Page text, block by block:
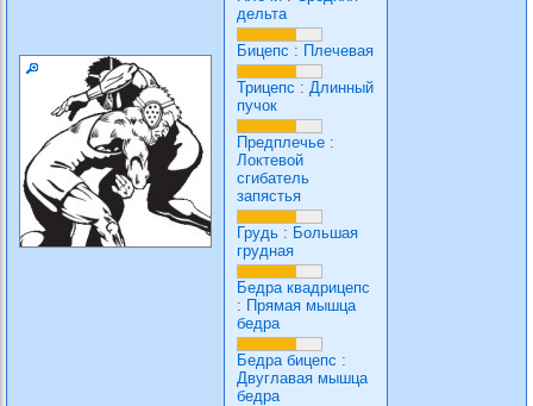
дельта
Бицепс : Плечевая
Трицепс : Длинный
пучок
Предплечье :
Локтевой
сгибатель
запястья
Грудь : Большая
грудная
Бедра квадрицепс
: Прямая мышца
бедра
Бедра бицепс :
Двуглавая мышца
бедра